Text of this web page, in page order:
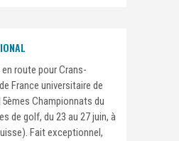
route pour Crans-
France universitaire de
Championnats du
de golf, du 23 au 27 juin, à
Fait exceptionnel,